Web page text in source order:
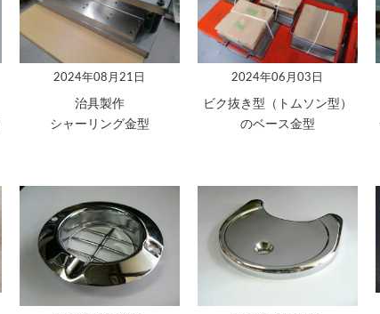
2024年08月21日
治具製作
シャーリング金型
2024年06月03日
ビク抜き型（トムソン型）
のベース金型